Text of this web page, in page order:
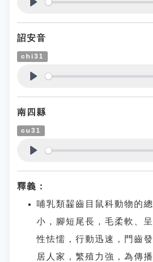
詔安音
chi31
南四縣
cu31
釋義：
哺乳類齧齒目鼠科動物的
小，腳短尾長，毛柔軟、呈
性怯懦，行動迅速，門齒
居人家，繁殖力強，為傳